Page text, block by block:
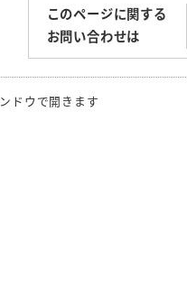
このページに関する
お問い合わせは
ドウで開きます